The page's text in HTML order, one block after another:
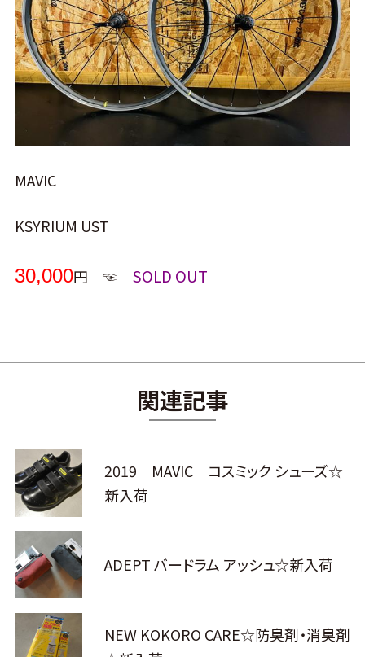
MAVIC
KSYRIUM UST
30,000円 ☜ SOLD OUT
関連記事
2019 MAVIC コスミック シューズ☆
新入荷
ADEPT バードラム アッシュ☆新入荷
NEW KOKORO CARE☆防臭剤・消臭剤